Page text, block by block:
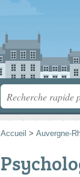
Accueil > Auvergne-